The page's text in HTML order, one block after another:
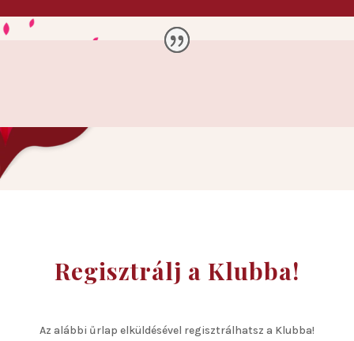
Regisztrálj a Klubba!
Az alábbi űrlap elküldésével regisztrálhatsz a Klubba!